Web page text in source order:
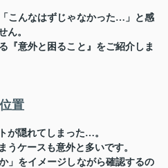
こんなはずじゃなかった…」と感
ん。
『意外と困ること』をご紹介しま
置
が隠れてしまった…。
うケースも意外と多いです。
」をイメージしながら確認するの